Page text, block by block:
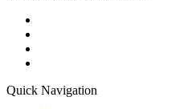
Quick Navigation